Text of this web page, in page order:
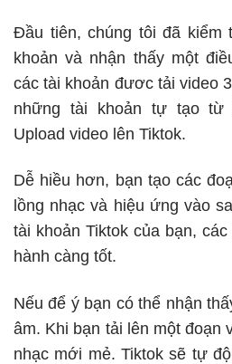
Đầu tiên, chúng tôi đã kiểm
khoản và nhận thấy một
các tài khoản đươc tải video
những tài khoản tự tạo từ
Upload video lên Tiktok.
Dễ hiều hơn, bạn tạo các
lồng nhạc và hiệu ứng vào
tài khoản Tiktok của bạn,
hành càng tốt.
Nếu để ý bạn có thể nhận
âm. Khi bạn tải lên một đoạn
nhạc mới mẻ. Tiktok sẽ tự